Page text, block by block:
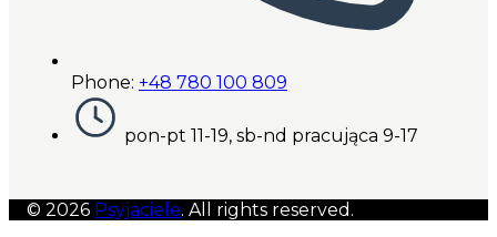
Phone: +48 780 100 809
pon-pt 11-19, sb-nd pracująca 9-17
© 2026 Psyjaciele. All rights reserved.